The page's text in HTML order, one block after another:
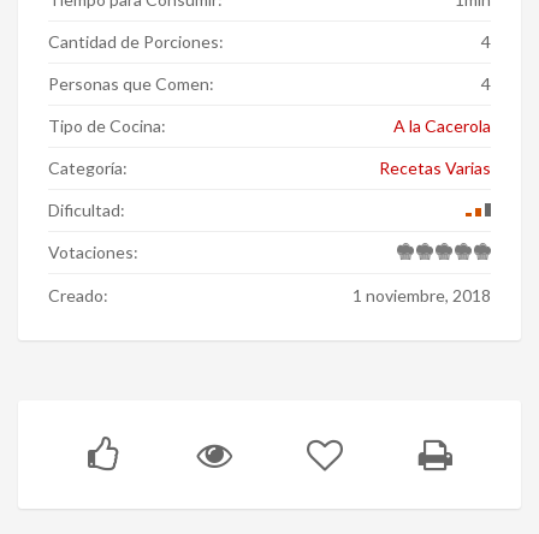
Cantidad de Porciones: 4
Personas que Comen: 4
Tipo de Cocina: A la Cacerola
Categoría: Recetas Varias
Dificultad:
Votaciones:
Creado: 1 noviembre, 2018